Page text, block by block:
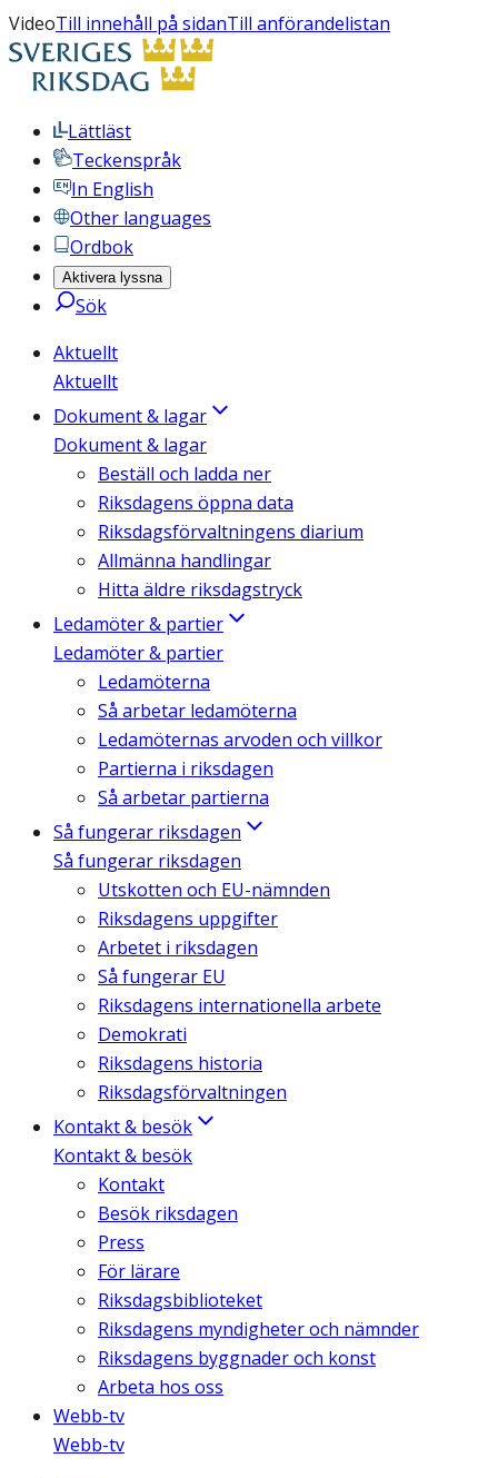
VideoTill innehåll på sidanTill anförandelistan
Lättläst
Teckenspråk
In English
Other languages
Ordbok
Aktivera lyssna
Sök
Aktuellt
Aktuellt
Dokument & lagar
Dokument & lagar
Beställ och ladda ner
Riksdagens öppna data
Riksdagsförvaltningens diarium
Allmänna handlingar
Hitta äldre riksdagstryck
Ledamöter & partier
Ledamöter & partier
Ledamöterna
Så arbetar ledamöterna
Ledamöternas arvoden och villkor
Partierna i riksdagen
Så arbetar partierna
Så fungerar riksdagen
Så fungerar riksdagen
Utskotten och EU-nämnden
Riksdagens uppgifter
Arbetet i riksdagen
Så fungerar EU
Riksdagens internationella arbete
Demokrati
Riksdagens historia
Riksdagsförvaltningen
Kontakt & besök
Kontakt & besök
Kontakt
Besök riksdagen
Press
För lärare
Riksdagsbiblioteket
Riksdagens myndigheter och nämnder
Riksdagens byggnader och konst
Arbeta hos oss
Webb-tv
Webb-tv